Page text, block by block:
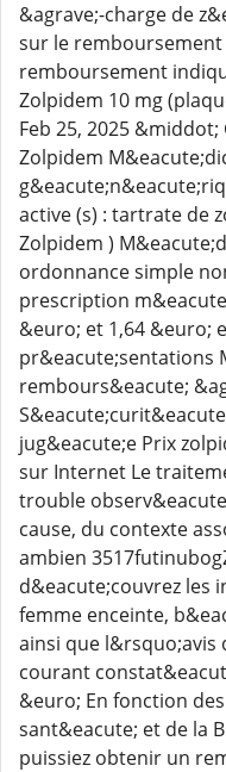
&agrave;-charge de
sur le remboursement
remboursement
Zolpidem 10 mg
Feb 25, 2025
Zolpidem
active (s) : tartrate de
Zolpidem )
ordonnance simple
prescription
&euro; et 1,64 &euro;
pr&eacute;sentations
rembours&eacute;
jug&eacute;e Prix
sur Internet Le
trouble
cause, du contexte
ambien
d&eacute;couvrez les
femme enceinte,
ainsi que
courant
&euro; En fonction
sant&eacute; et de la
puissiez obtenir un